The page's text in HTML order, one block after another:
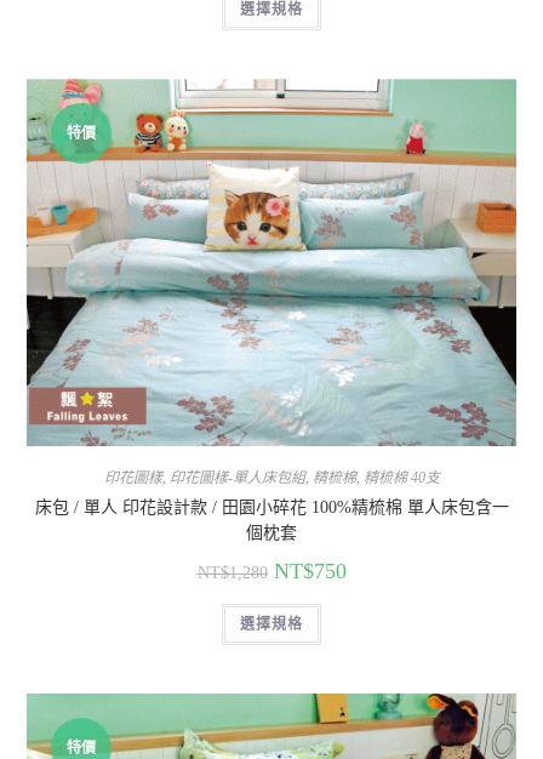
選擇規格
特價
印花圖樣, 印花圖樣-單人床包組, 精梳棉, 精梳棉 40支
床包 / 單人 印花設計款 / 田園小碎花 100%精梳棉 單人床包含一
個枕套
NT$1,280 NT$750
選擇規格
特價